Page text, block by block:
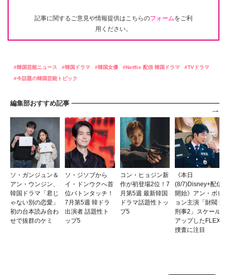
記事に関するご意見や情報提供はこちらのフォームをご利
用ください。
韓国芸能ニュース 韓国ドラマ 韓国女優 Netflix 配信 韓国ドラマ
TVドラマ
今話題の韓国芸能トピック
編集部おすすめ記事
ソ・ガンジュン＆
アン・ウンジン、
韓国ドラマ「君じ
ゃない別の恋愛」
初の台本読み合わ
せで抜群のケミ
ソ・ジソブから
イ・ドンウクへ首
位バトンタッチ！
7月第5週 韓ドラ
出演者 話題性ト
ップ5
コン・ヒョジン新
作が初登場2位！7
月第5週 最新韓国
ドラマ話題性トッ
プ5
《本日
(8/7)Disney+配信
開始》アン・ボヒ
ョン主演「財閥 x
刑事2」スケール
アップしたFLEX
捜査に注目